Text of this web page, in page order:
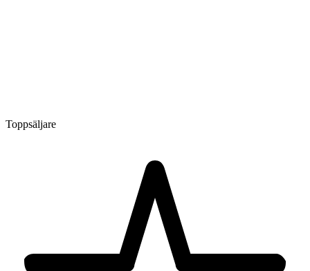
Toppsäljare